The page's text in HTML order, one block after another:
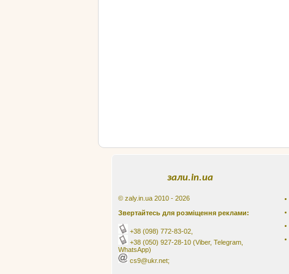
зали.in.ua
© zaly.in.ua 2010 - 2026
Звертайтесь для розміщення реклами:
+38 (098) 772-83-02
+38 (050) 927-28-10 (Viber, Telegram,
WhatsApp)
cs9@ukr.net;